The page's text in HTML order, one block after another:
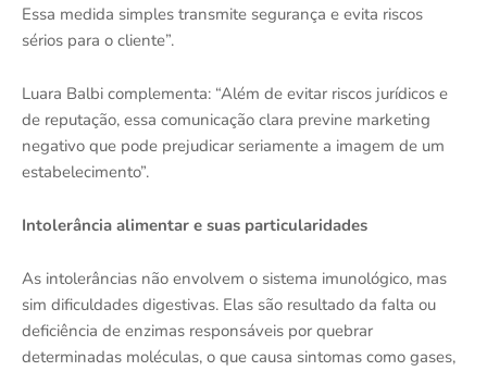
Essa medida simples transmite segurança e evita riscos
sérios para o cliente”.
Luara Balbi complementa: “Além de evitar riscos jurídicos e
de reputação, essa comunicação clara previne marketing
negativo que pode prejudicar seriamente a imagem de um
estabelecimento”.
Intolerância alimentar e suas particularidades
As intolerâncias não envolvem o sistema imunológico, mas
sim dificuldades digestivas. Elas são resultado da falta ou
deficiência de enzimas responsáveis por quebrar
determinadas moléculas, o que causa sintomas como gases,